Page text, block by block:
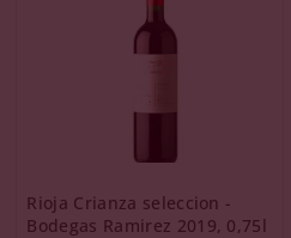
Rioja Crianza seleccion -
Bodegas Ramirez 2019, 0,75l